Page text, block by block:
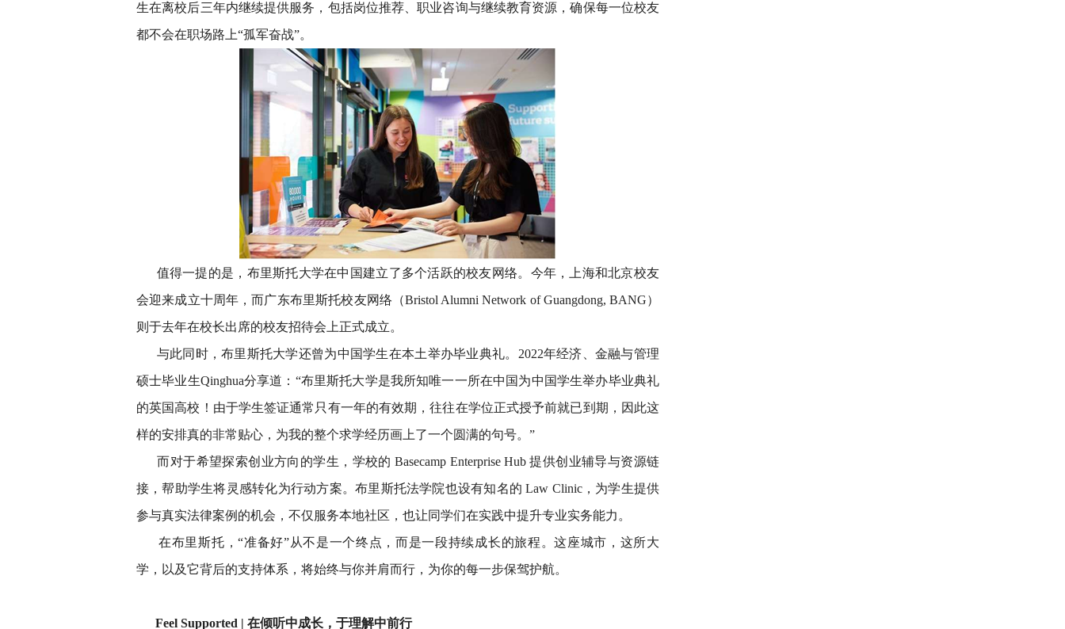
生在离校后三年内继续提供服务，包括岗位推荐、职业咨询与继续教育资源，确保每一位校友
都不会在职场路上“孤军奋战”。
值得一提的是，布里斯托大学在中国建立了多个活跃的校友网络。今年，上海和北京校友
会迎来成立十周年，而广东布里斯托校友网络（Bristol Alumni Network of Guangdong, BANG）
则于去年在校长出席的校友招待会上正式成立。
与此同时，布里斯托大学还曾为中国学生在本土举办毕业典礼。2022年经济、金融与管理
硕士毕业生Qinghua分享道：“布里斯托大学是我所知唯一一所在中国为中国学生举办毕业典礼
的英国高校！由于学生签证通常只有一年的有效期，往往在学位正式授予前就已到期，因此这
样的安排真的非常贴心，为我的整个求学经历画上了一个圆满的句号。”
而对于希望探索创业方向的学生，学校的 Basecamp Enterprise Hub 提供创业辅导与资源链
接，帮助学生将灵感转化为行动方案。布里斯托法学院也设有知名的 Law Clinic，为学生提供
参与真实法律案例的机会，不仅服务本地社区，也让同学们在实践中提升专业实务能力。
在布里斯托，“准备好”从不是一个终点，而是一段持续成长的旅程。这座城市，这所大
学，以及它背后的支持体系，将始终与你并肩而行，为你的每一步保驾护航。
Feel Supported | 在倾听中成长，于理解中前行